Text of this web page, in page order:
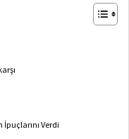
İpuçlarını Verdi